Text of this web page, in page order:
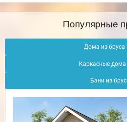
Популярные
Дома из бруса
Каркасные дома
Бани из